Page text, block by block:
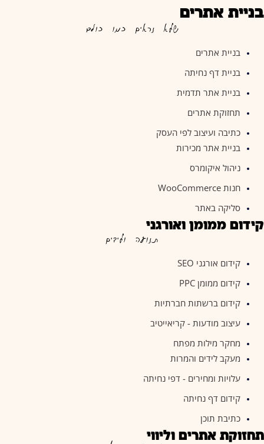
בניית אתרים
שלא נראים כמו כולם
בניית אתרים
בניית דף נחיתה
בניית אתר תדמית
תחזוקת אתרים
כתיבה ועיצוב לפי העסק
בניית אתר מכירות
ניהול איקומרס
חנות WooCommerce
סליקה באתר
קידום ממומן ואורגני
תנועה ולידים
קידום אורגני SEO
קידום ממומן PPC
קידום ברשתות חברתיות
עיצוב מודעות - קריאייטיב
מחקר מילות מפתח
מעקב לידים והמרות
עלויות ומחירים - דפי נחיתה
קידום דף נחיתה
כתיבת תוכן
תחזוקת אתרים וליווי